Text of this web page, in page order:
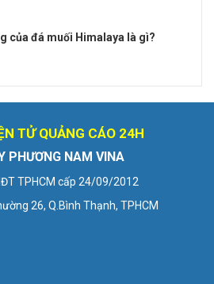
của đá muối Himalaya là gì?
TỬ QUẢNG CÁO 24H
PHƯƠNG NAM VINA
TPHCM cấp 24/09/2012
26, Q.Bình Thạnh, TPHCM